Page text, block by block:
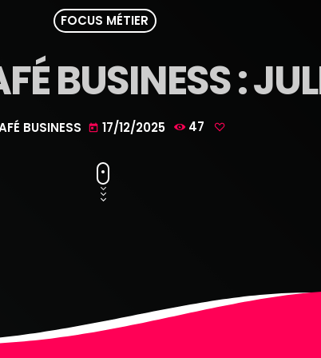
FOCUS MÉTIER
BUSINESS :
BUSINESS today 17/12/2025 47